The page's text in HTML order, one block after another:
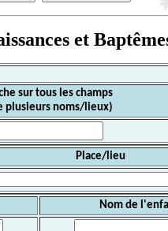
et
sur tous les champs
plusieurs noms/lieux)
Place/lieu
Nom de